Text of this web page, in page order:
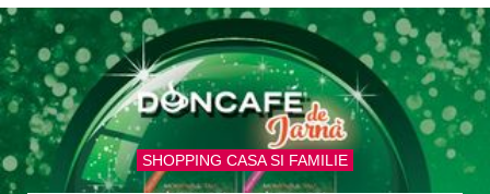
SHOPPING CASA SI FAMILIE